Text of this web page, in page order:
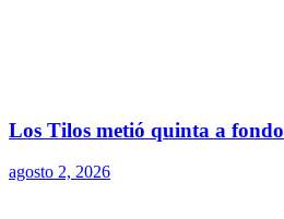
Los Tilos metió quinta a fondo
agosto 2, 2026